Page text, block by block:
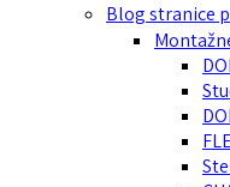
Blog stranice